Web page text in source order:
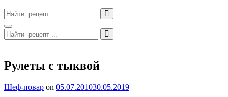
Search
for:
Search
Search
for:
Рулеты с тыквой
By
Шеф-повар on 05.07.201030.05.2019